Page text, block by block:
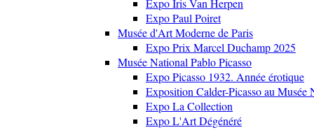
Expo Iris Van Herpen
Expo Paul Poiret
Musée d'Art Moderne de Paris
Expo Prix Marcel Duchamp 2025
Musée National Pablo Picasso
Expo Picasso 1932. Année érotique
Exposition Calder-Picasso au Musée
Expo La Collection
Expo L'Art Dégénéré